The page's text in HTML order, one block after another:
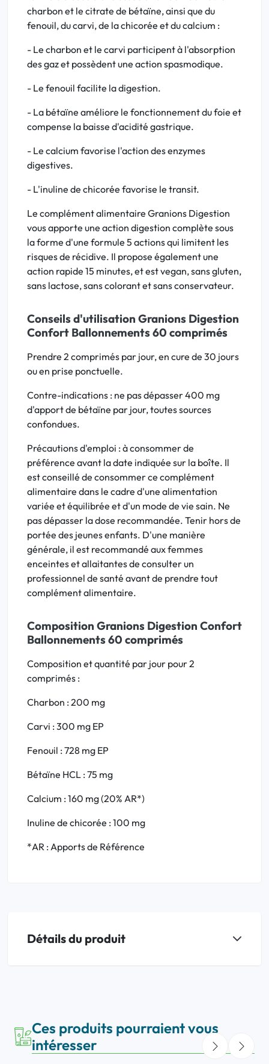
charbon et le citrate de bétaïne, ainsi que du
fenouil, du carvi, de la chicorée et du calcium :
- Le charbon et le carvi participent à l'absorption
des gaz et possèdent une action spasmodique.
- Le fenouil facilite la digestion.
- La bétaïne améliore le fonctionnement du foie et
compense la baisse d'acidité gastrique.
- Le calcium favorise l'action des enzymes
digestives.
- L'inuline de chicorée favorise le transit.
Le complément alimentaire Granions Digestion
vous apporte une action digestion complète sous
la forme d'une formule 5 actions qui limitent les
risques de récidive. Il propose également une
action rapide 15 minutes, et est vegan, sans gluten,
sans lactose, sans colorant et sans conservateur.
Conseils d'utilisation Granions Digestion
Confort Ballonnements 60 comprimés
Prendre 2 comprimés par jour, en cure de 30 jours
ou en prise ponctuelle.
Contre-indications : ne pas dépasser 400 mg
d'apport de bétaïne par jour, toutes sources
confondues.
Précautions d'emploi : à consommer de
préférence avant la date indiquée sur la boîte. Il
est conseillé de consommer ce complément
alimentaire dans le cadre d'une alimentation
variée et équilibrée et d'un mode de vie sain. Ne
pas dépasser la dose recommandée. Tenir hors de
portée des jeunes enfants. D'une manière
générale, il est recommandé aux femmes
enceintes et allaitantes de consulter un
professionnel de santé avant de prendre tout
complément alimentaire.
Composition Granions Digestion Confort
Ballonnements 60 comprimés
Composition et quantité par jour pour 2
comprimés :
Charbon : 200 mg
Carvi : 300 mg EP
Fenouil : 728 mg EP
Bétaïne HCL : 75 mg
Calcium : 160 mg (20% AR*)
Inuline de chicorée : 100 mg
*AR : Apports de Référence
Détails du produit
Ces produits pourraient vous
intéresser